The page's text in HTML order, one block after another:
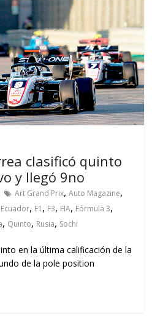
clasificó quinto
y llegó 9no
Art Grand Prix,Auto Magazine,
Ecuador, F1 , F3, FIA, Fórmula 3,
, Quinto, Rusia, Sochi
en la última calificación de la
de la pole position